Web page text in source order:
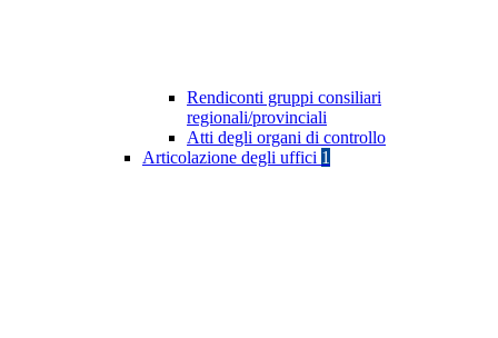
Rendiconti gruppi consiliari
regionali/provinciali
Atti degli organi di controllo
Articolazione degli uffici 1